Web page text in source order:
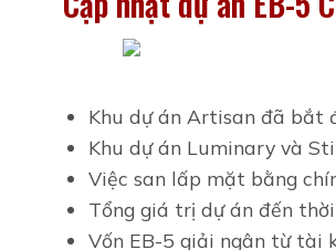
Khu dự án Artisan đã bắt
Khu dự án Luminary và
Việc san lấp mặt bằng
Tổng giá trị dự án đến
Vốn EB-5 giải ngân từ tài